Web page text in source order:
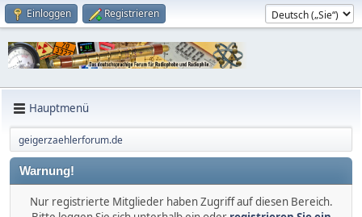
Einloggen Registrieren
Hauptmenü
geigerzaehlerforum.de
Warnung!
Nur registrierte Mitglieder haben Zugriff auf diesen Bereich.